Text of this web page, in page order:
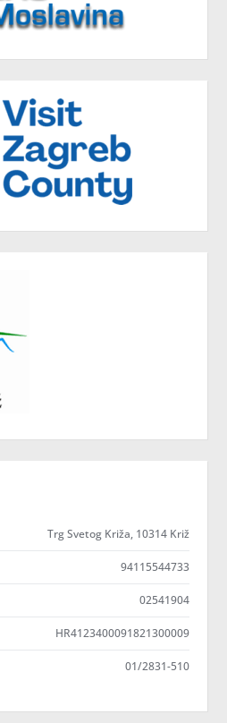
Trg Svetog Križa, 10314 Križ
94115544733
02541904
HR4123400091821300009
01/2831-510